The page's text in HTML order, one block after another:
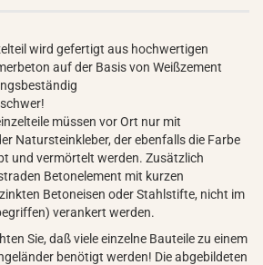
wird gefertigt aus hochwertigen
auf der Basis von Weißzement
müssen vor Ort nur mit
Natursteinkleber, der ebenfalls die Farbe
und vermörtelt werden. Zusätzlich
Betonelement mit kurzen
Betoneisen oder Stahlstifte, nicht im
verankert werden.
Sie, daß viele einzelne Bauteile zu einem
benötigt werden! Die abgebildeten